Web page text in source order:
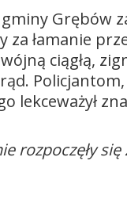
Grębów
za łamanie
ciągłą,
lekceważył
rozpoczęły